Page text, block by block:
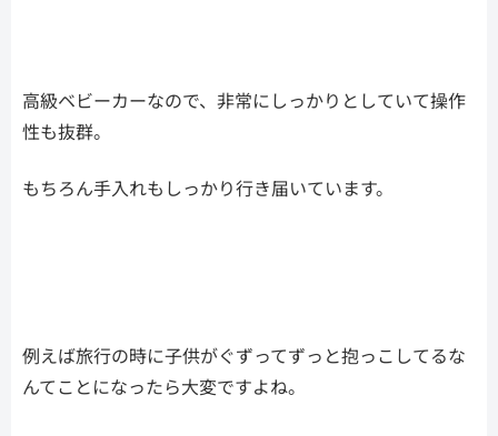
高級ベビーカーなので、非常にしっかりとしていて操作
性も抜群。
もちろん手入れもしっかり行き届いています。
例えば旅行の時に子供がぐずってずっと抱っこしてるな
んてことになったら大変ですよね。